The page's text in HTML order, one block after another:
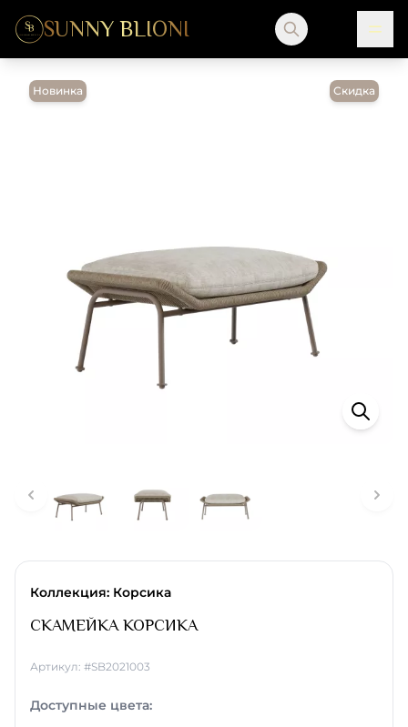
SUNNY BLIONI
Новинка Скидка
Коллекция: Корсика
СКАМЕЙКА КОРСИКА
Артикул: #SB2021003
Доступные цвета: